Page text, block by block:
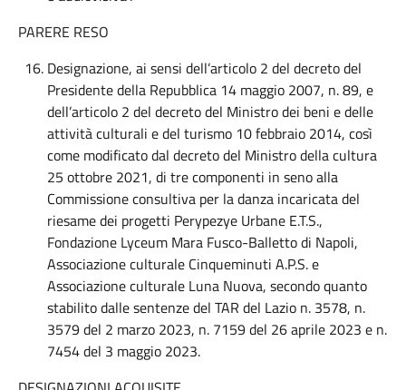
PARERE RESO
Designazione, ai sensi dell’articolo 2 del decreto del
Presidente della Repubblica 14 maggio 2007, n. 89, e
dell’articolo 2 del decreto del Ministro dei beni e delle
attività culturali e del turismo 10 febbraio 2014, così
come modificato dal decreto del Ministro della cultura
25 ottobre 2021, di tre componenti in seno alla
Commissione consultiva per la danza incaricata del
riesame dei progetti Perypezye Urbane E.T.S.,
Fondazione Lyceum Mara Fusco-Balletto di Napoli,
Associazione culturale Cinqueminuti A.P.S. e
Associazione culturale Luna Nuova, secondo quanto
stabilito dalle sentenze del TAR del Lazio n. 3578, n.
3579 del 2 marzo 2023, n. 7159 del 26 aprile 2023 e n.
7454 del 3 maggio 2023.